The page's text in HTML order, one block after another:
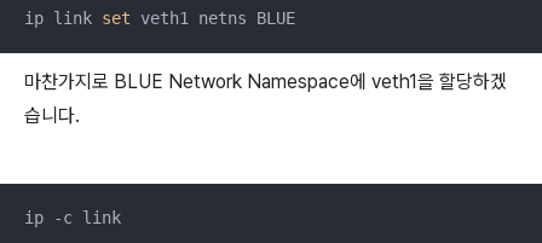
ip link set veth1 netns BLUE
마찬가지로 BLUE Network Namespace에 veth1을 할당하겠
습니다.
ip -c link